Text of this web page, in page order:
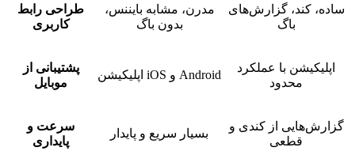
طراحی رابط
کاربری
مدرن، مشابه بایننس،
بدون باگ
ساده، کند، گزارش‌های
باگ
پشتیبانی از
موبایل
اپلیکیشن iOS و Android
اپلیکیشن با عملکرد
محدود
سرعت و
پایداری
بسیار سریع و پایدار
گزارش‌هایی از کندی و
قطعی